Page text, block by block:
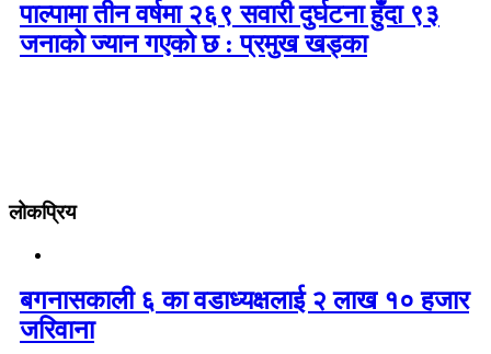
पाल्पामा तीन वर्षमा २६९ सवारी दुर्घटना हुँदा ९३
जनाको ज्यान गएको छ : प्रमुख खड्का
लोकप्रिय
बगनासकाली ६ का वडाध्यक्षलाई २ लाख १० हजार
जरिवाना